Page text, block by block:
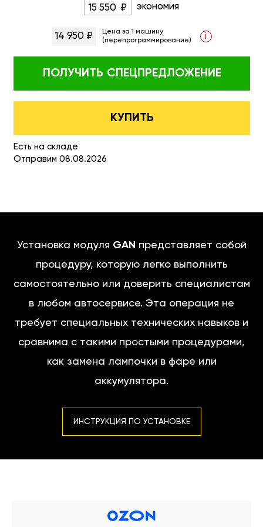
15 550 экономия
14 950 ₽
Цена за 1 машину
(перепрограммирование)
i
ПОЛУЧИТЬ СПЕЦПРЕДЛОЖЕНИЕ
КУПИТЬ
Есть на складе
Отправим 08.08.2026
Установка модуля GAN представляет собой
процедуру, которую легко выполнить
самостоятельно или доверить специалистам
в любом автосервисе. Эта операция не
требует специальных технических навыков и
сравнима с такими простыми процедурами,
как замена лампочки в фаре или
аккумулятора.
ИНСТРУКЦИЯ ПО УСТАНОВКЕ